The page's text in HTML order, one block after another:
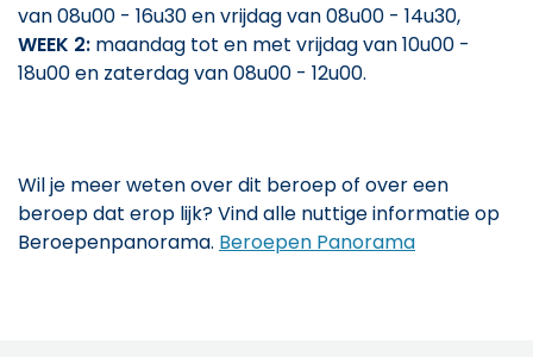
van 08u00 - 16u30 en vrijdag van 08u00 - 14u30,
WEEK 2: maandag tot en met vrijdag van 10u00 -
18u00 en zaterdag van 08u00 - 12u00.
Wil je meer weten over dit beroep of over een
beroep dat erop lijk? Vind alle nuttige informatie op
Beroepenpanorama. Beroepen Panorama